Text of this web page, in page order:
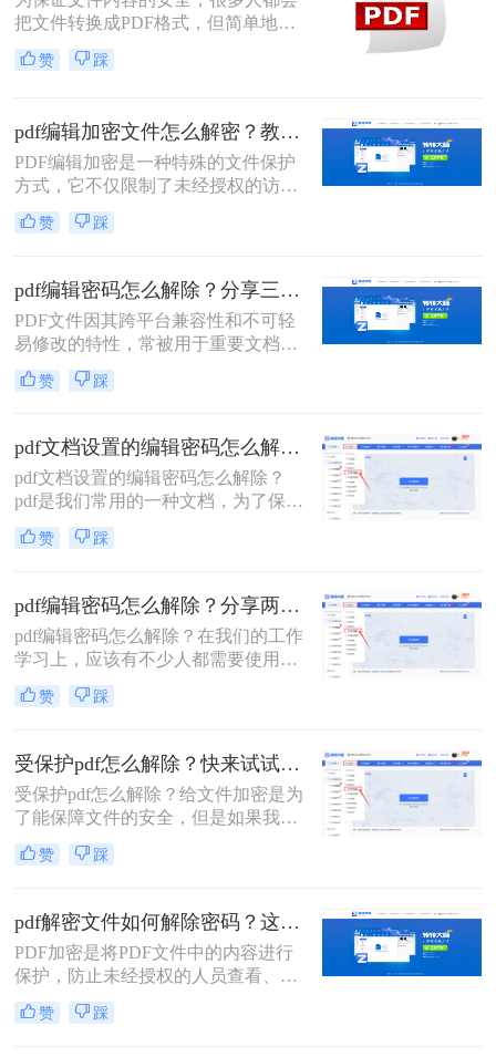
了，那大家知道pdf加密怎么解除吗？
如果不知道就接着看下去吧，我来教
大家二个方法。
把文件转换成PDF格式，但简单地将
PDF格式转换成PDF格式是不够的，
所以还会在文件上加一个“锁”，想要
流程，下面就来给大家详细的讲解一
下吧。
赞 踩
pdf编辑加密文件怎么解密？教你两个小方法。
PDF编辑加密是一种特殊的文件保护
方式，它不仅限制了未经授权的访
问，还阻止了对文件的编辑。如果您
需要编辑一个PDF编辑加密文件，了
绍pdf编辑加密文件怎么解密的方法，
帮助您重新获得文件的编辑权限。
赞 踩
pdf编辑密码怎么解除？分享三种实用方法！
PDF文件因其跨平台兼容性和不可轻
易修改的特性，常被用于重要文档的
存储和传输。然而，当PDF文件被设
置了编辑密码时，我们就需要采取一
么pdf编辑密码怎么解除呢？本文将介
绍三种解除PDF编辑密码的方法。
赞 踩
pdf文档设置的编辑密码怎么解除？分享几个解密方法！
pdf文档设置的编辑密码怎么解除？
pdf是我们常用的一种文档，为了保护
pdf文档的信息安全，很多人会将pdf
文档进行加密。但是如果你需要对pdf
时候应该怎么办呢？这个时候就需要
对文档进行解除密码保护的操作了。
在这种情况下，你可以采用一些方法
来解决这个问题。下面就给大家介绍
三种解除pdf密码保护的方法。
赞 踩
pdf编辑密码怎么解除？分享两种解除密码的方法！
pdf编辑密码怎么解除？在我们的工作
学习上，应该有不少人都需要使用到
PDF文件格式，毕竟这个格式它兼容
性较广，且不易编辑，能较好的保存
被人随意查看，都会选择给文档加
密，今天就来教大家二种方法，轻松
给PDF文档加密。
赞 踩
受保护pdf怎么解除？快来试试这三种方法！
受保护pdf怎么解除？给文件加密是为
了能保障文件的安全，但是如果我们
需要快速打开一些PDF文件的话，必
须先将文件解密，但是想顺利解除
业的工具的，今天给大家分享PDF解
密方法。
赞 踩
pdf解密文件如何解除密码？这两种解密方法很简单
PDF加密是将PDF文件中的内容进行
保护，防止未经授权的人员查看、复
制、编辑或打印文档内容。那有时候
我们也要解除这些加密的文档该怎么
赞 踩